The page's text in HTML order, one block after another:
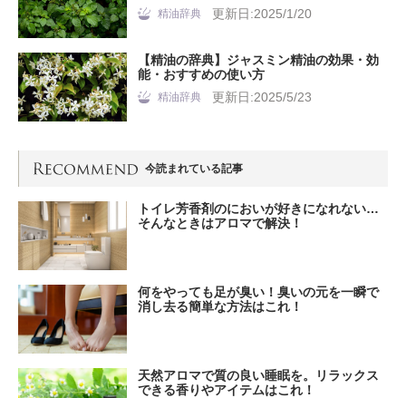
精油辞典 更新日:2025/1/20
【精油の辞典】ジャスミン精油の効果・効
能・おすすめの使い方
精油辞典 更新日:2025/5/23
今読まれている記事
トイレ芳香剤のにおいが好きになれない…
そんなときはアロマで解決！
何をやっても足が臭い！臭いの元を一瞬で
消し去る簡単な方法はこれ！
天然アロマで質の良い睡眠を。リラックス
できる香りやアイテムはこれ！